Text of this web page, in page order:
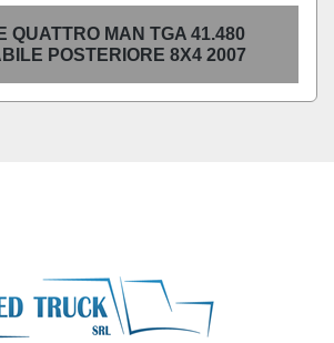
QUATTRO MAN TGA 41.480
POSTERIORE 8X4 2007